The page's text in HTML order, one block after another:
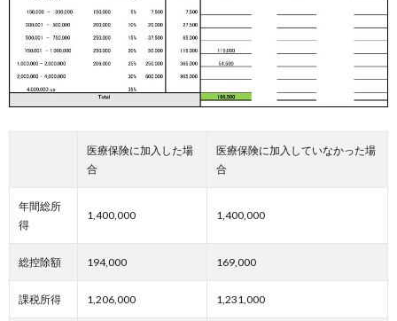
医療保険に加入した場
合
医療保険に加入していなかった場
合
年間総所
得
1,400,000 1,400,000
総控除額 194,000 169,000
課税所得 1,206,000 1,231,000